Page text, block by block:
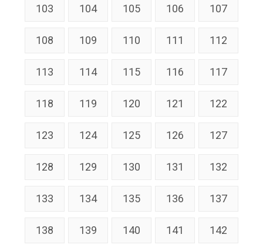
103 104 105 106 107
108 109 110 111 112
113 114 115 116 117
118 119 120 121 122
123 124 125 126 127
128 129 130 131 132
133 134 135 136 137
138 139 140 141 142